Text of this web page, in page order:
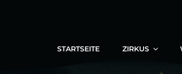
STARTSEITE ZIRKUS